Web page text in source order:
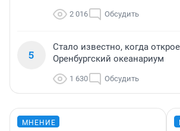
2 016 Обсудить
5
Стало известно, когда
Оренбургский океанариум
1 630 Обсудить
МНЕНИЕ